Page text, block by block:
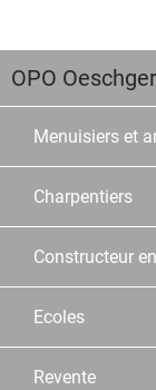
OPO
Menuisiers et
Charpentiers
Constructeur
Ecoles
Revente